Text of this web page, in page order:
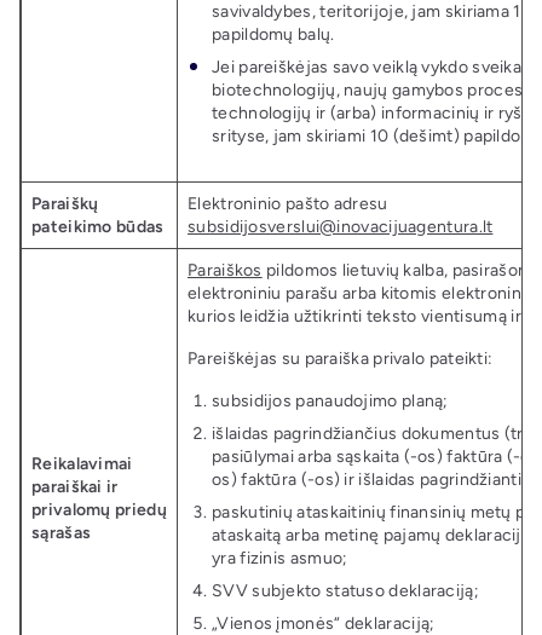
savivaldybes, teritorijoje, jam skiriama 10
papildomų balų.
Jei pareiškėjas savo veiklą vykdo
biotechnologijų, naujų gamybos procesų,
technologijų ir (arba) informacinių ir
srityse, jam skiriami 10 (dešimt)
Paraiškų
pateikimo būdas
Elektroninio pašto adresu
subsidijosverslui@inovacijuagentura.lt
Reikalavimai
paraiškai ir
privalomų priedų
sąrašas
Paraiškos pildomos lietuvių kalba,
elektroniniu parašu arba kitomis
kurios leidžia užtikrinti teksto vientisumą ir
Pareiškėjas su paraiška privalo pateikti:
subsidijos panaudojimo planą;
išlaidas pagrindžiančius dokumentus
pasiūlymai arba sąskaita (-os) faktūra (-
os) faktūra (-os) ir išlaidas pagrindžiantis
paskutinių ataskaitinių finansinių metų
ataskaitą arba metinę pajamų deklaraciją,
yra fizinis asmuo;
SVV subjekto statuso deklaraciją;
„Vienos įmonės“ deklaraciją;